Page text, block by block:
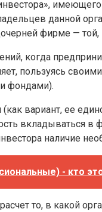
данной
фирме — той,
когда
пользуясь
фондами).
вариант, ее
вкладываться
наличие
- кто
то, в какой